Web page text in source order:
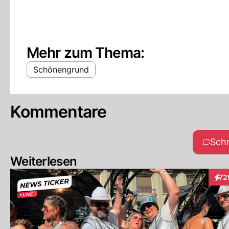
Mehr zum Thema:
Schönengrund
Kommentare
Weiterlesen